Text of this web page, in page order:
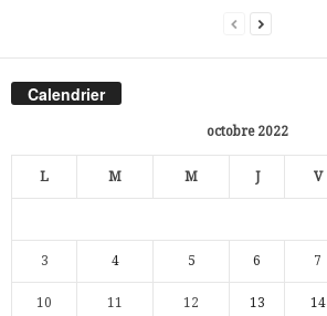
Calendrier
octobre 2022
L M M J V
3 4 5 6 7
10 11 12 13 14